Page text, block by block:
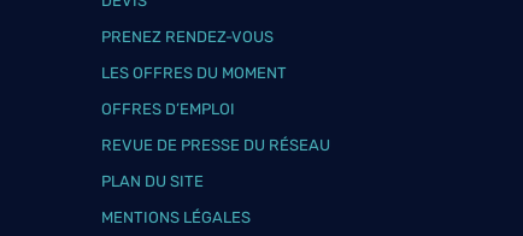
PRENEZ RENDEZ-VOUS
LES OFFRES DU MOMENT
OFFRES D’EMPLOI
REVUE DE PRESSE DU RÉSEAU
PLAN DU SITE
MENTIONS LÉGALES